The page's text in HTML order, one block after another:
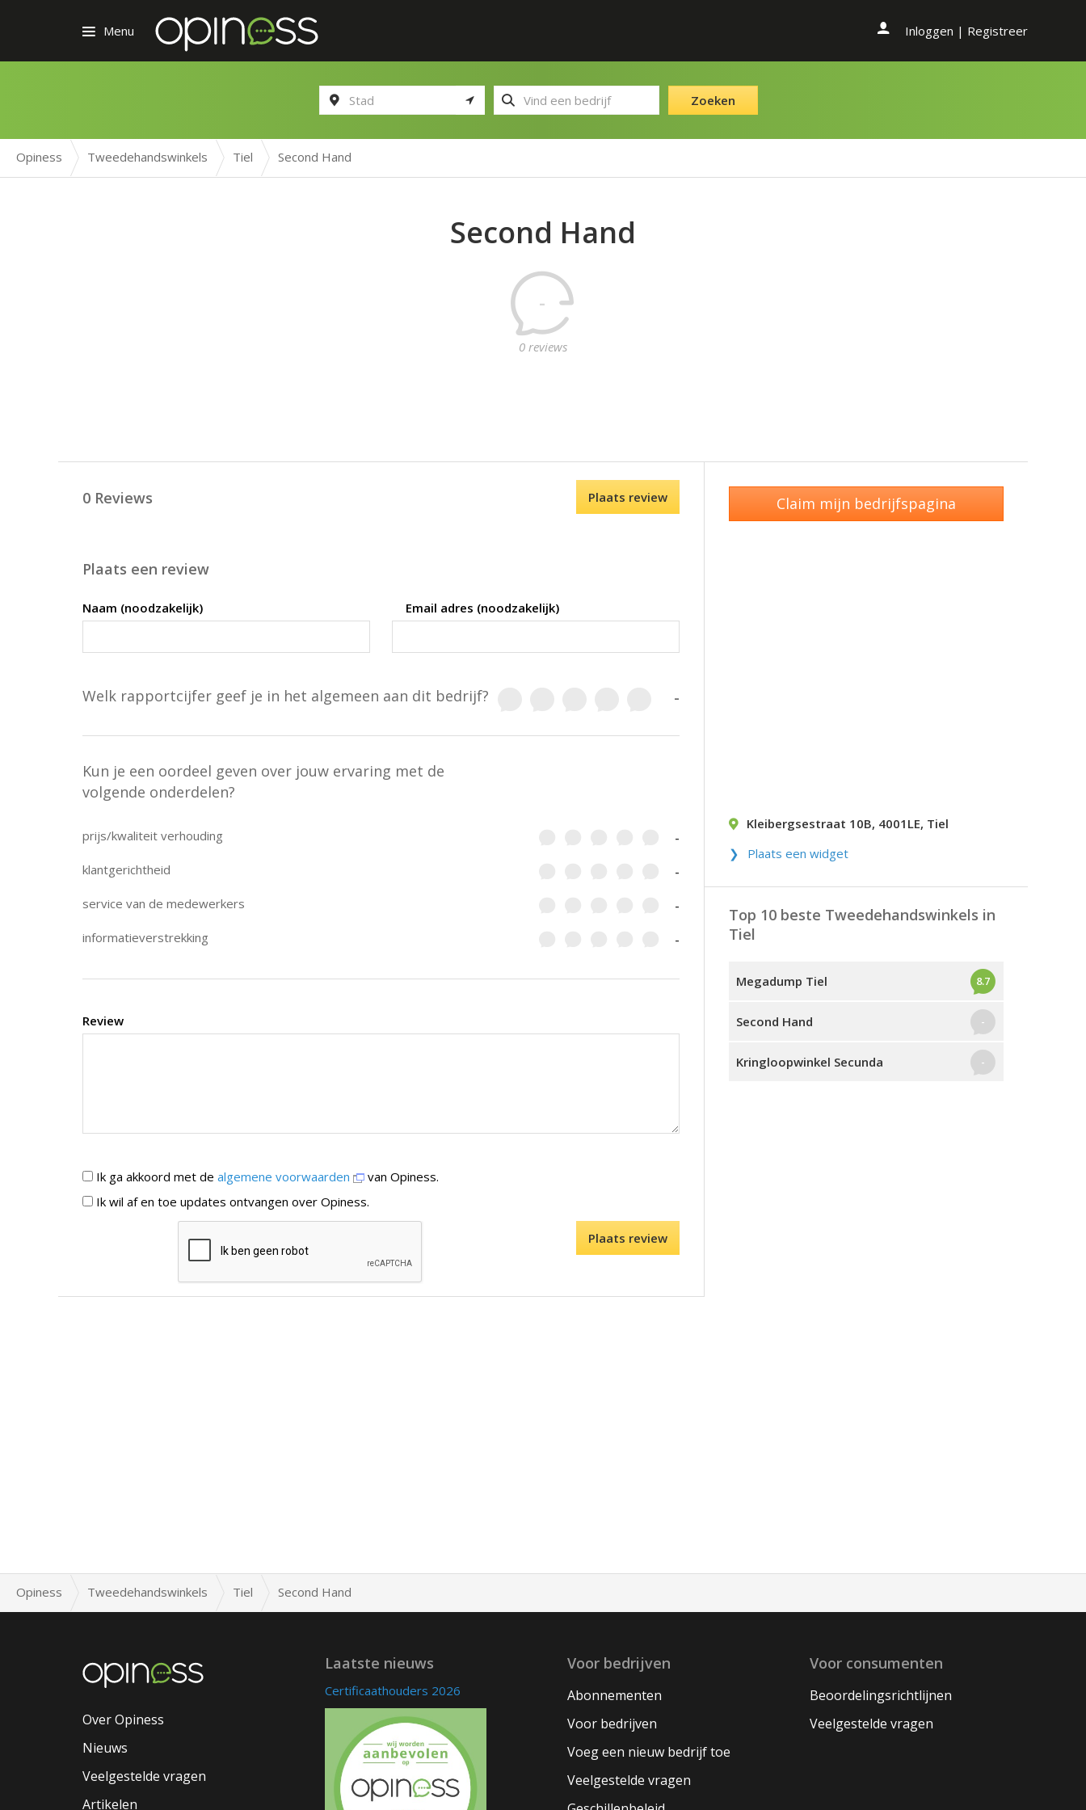
Menu Inloggen | Registreer
Zoeken
Opiness Tweedehandswinkels Tiel Second Hand
Second Hand
-
0 reviews
0 Reviews Plaats review
Plaats een review
Naam (noodzakelijk) Email adres (noodzakelijk)
Welk rapportcijfer geef je in het algemeen aan dit bedrijf? -
Kun je een oordeel geven over jouw ervaring met de
volgende onderdelen?
prijs/kwaliteit verhouding
-
klantgerichtheid
-
service van de medewerkers
-
informatieverstrekking
-
Review
Ik ga akkoord met de algemene voorwaarden
van Opiness.
Ik wil af en toe updates ontvangen over Opiness.
Claim mijn bedrijfspagina
Kleibergsestraat 10B, 4001LE, Tiel
Plaats een widget
Top 10 beste Tweedehandswinkels in
Tiel
Megadump Tiel 8.7
Second Hand -
Kringloopwinkel Secunda -
Opiness Tweedehandswinkels Tiel Second Hand
Over Opiness
Nieuws
Veelgestelde vragen
Artikelen
Laatste nieuws
Certificaathouders 2026
Voor bedrijven
Abonnementen
Voor bedrijven
Voeg een nieuw bedrijf toe
Veelgestelde vragen
Voor consumenten
Beoordelingsrichtlijnen
Veelgestelde vragen